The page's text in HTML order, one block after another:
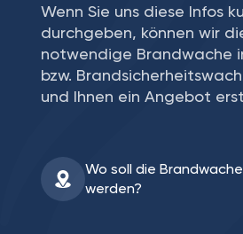
Wenn Sie uns diese Infos
durchgeben, können wir
notwendige Brandwache
bzw.
und Ihnen ein Angebot
Wo soll die
werden?